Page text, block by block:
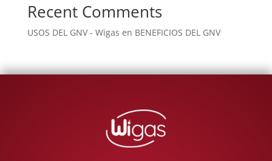
Recent Comments
USOS DEL GNV - Wigas en BENEFICIOS DEL GNV